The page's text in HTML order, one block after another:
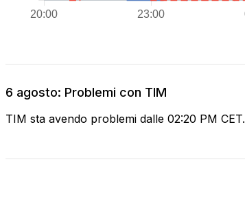
6 agosto: Problemi con TIM
TIM sta avendo problemi dalle 02:20 PM CET.